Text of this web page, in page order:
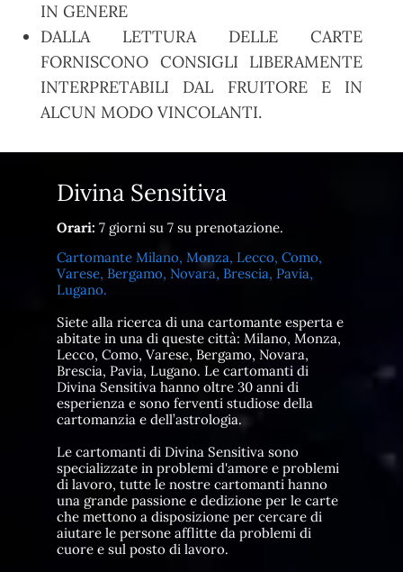
IN GENERE
DALLA LETTURA DELLE CARTE
FORNISCONO CONSIGLI LIBERAMENTE
INTERPRETABILI DAL FRUITORE E IN
ALCUN MODO VINCOLANTI.
Divina Sensitiva
Orari: 7 giorni su 7 su prenotazione.
Cartomante Milano, Monza, Lecco, Como,
Varese, Bergamo, Novara, Brescia, Pavia,
Lugano.
Siete alla ricerca di una cartomante esperta e
abitate in una di queste città: Milano, Monza,
Lecco, Como, Varese, Bergamo, Novara,
Brescia, Pavia, Lugano. Le cartomanti di
Divina Sensitiva hanno oltre 30 anni di
esperienza e sono ferventi studiose della
cartomanzia e dell’astrologia.
Le cartomanti di Divina Sensitiva sono
specializzate in problemi d'amore e problemi
di lavoro, tutte le nostre cartomanti hanno
una grande passione e dedizione per le carte
che mettono a disposizione per cercare di
aiutare le persone afflitte da problemi di
cuore e sul posto di lavoro.